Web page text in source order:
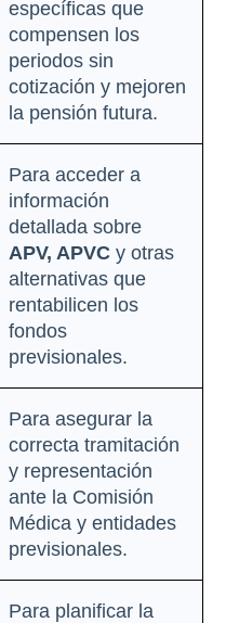
específicas que
compensen los
periodos sin
cotización y mejoren
la pensión futura.
Para acceder a
información
APV, APVC y otras
alternativas que
rentabilicen los
fondos
previsionales.
Para asegurar la
correcta tramitación
y representación
ante la Comisión
Médica y entidades
previsionales.
Para planificar la